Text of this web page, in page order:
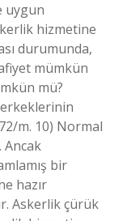
uygun
hizmetine
durumunda,
mümkün
mü?
m. 10) Normal
Ancak
bir
hazır
Askerlik çürük